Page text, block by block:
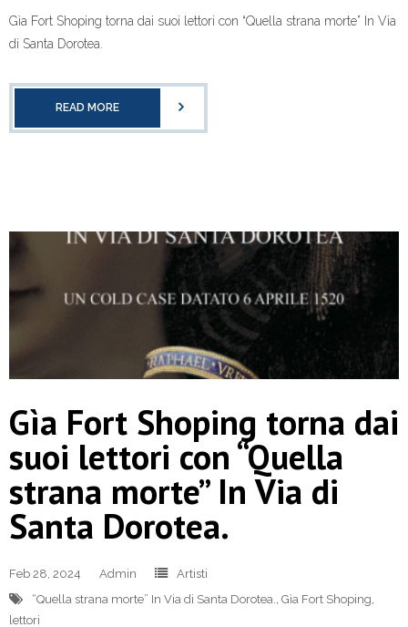
Gìa Fort Shoping torna dai suoi lettori con “Quella strana morte” In Via
di Santa Dorotea.
READ MORE
Gìa Fort Shoping torna dai
suoi lettori con “Quella
strana morte” In Via di
Santa Dorotea.
Feb 28, 2024 Admin
Artisti
“Quella strana morte” In Via di Santa Dorotea., Gìa Fort Shoping,
lettori